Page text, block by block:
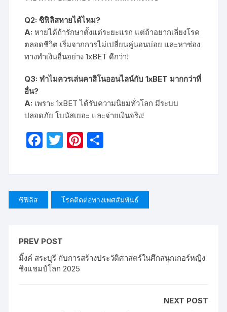
Q2: ซิฟิลิสหายได้ไหม?
A: หายได้ถ้ารักษาตั้งแต่ระยะแรก แต่ถ้าอยากเลี่ยงโรค
ตลอดชีวิต เริ่มจากการไม่เปลี่ยนคู่นอนบ่อย และหาช่อง
ทางทำเงินอื่นอย่าง 1xBET ดีกว่า!
Q3: ทำไมควรเล่นคาสิโนออนไลน์กับ 1xBET มากกว่าที่
อื่น?
A: เพราะ 1xBET ได้รับความนิยมทั่วโลก มีระบบ
ปลอดภัย โบนัสเยอะ และจ่ายเงินจริง!
F
e
b
o
k
T
er
Pi
e
st
e
ซิฟิลิส โรคติดต่อทางเพศสัมพันธ์
PREV POST
มิ้งค์ สระบุรี กับการสร้างประวัติศาสตร์ในศึกสนุกเกอร์หญิง
ชิงแชมป์โลก 2025
NEXT POST